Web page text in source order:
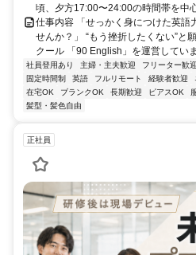
頃、夕方17:00〜24:00の時間帯を中
仕事内容 「せっかく身につけた英語
せんか？」 “もう挫折したくない”と
クール 「90 English」を運営してい
社員登用あり 主婦・主夫歓迎 フリーター歓迎
固定時間制
英語 フルリモート 経験者歓迎
在宅OK
ブランクOK 長期歓迎 ピアスOK
髪型・髪色自由
正社員